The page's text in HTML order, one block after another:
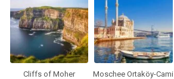
Cliffs of Moher Moschee Ortaköy-Cami